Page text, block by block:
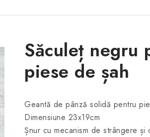
Săculeț negru
piese de șah
Geantă de pânză solidă pentru
Dimensiune 23x19cm
Șnur cu mecanism de strângere și